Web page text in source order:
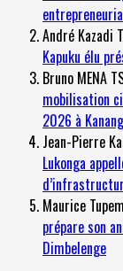
André Kazadi
Kapuku élu
Bruno MENA
mobilisation
2026 à
Jean-Pierre
Lukonga
Maurice
prépare son
Dimbelenge